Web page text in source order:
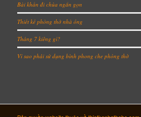
Bài khấn đi chùa ngắn gọn
Thiết kế phòng thờ nhà ống
Tháng 7 kiêng gì?
Vì sao phải sử dụng bình phong che phòng thờ